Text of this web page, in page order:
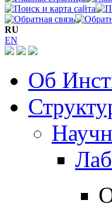
RU
EN
Об